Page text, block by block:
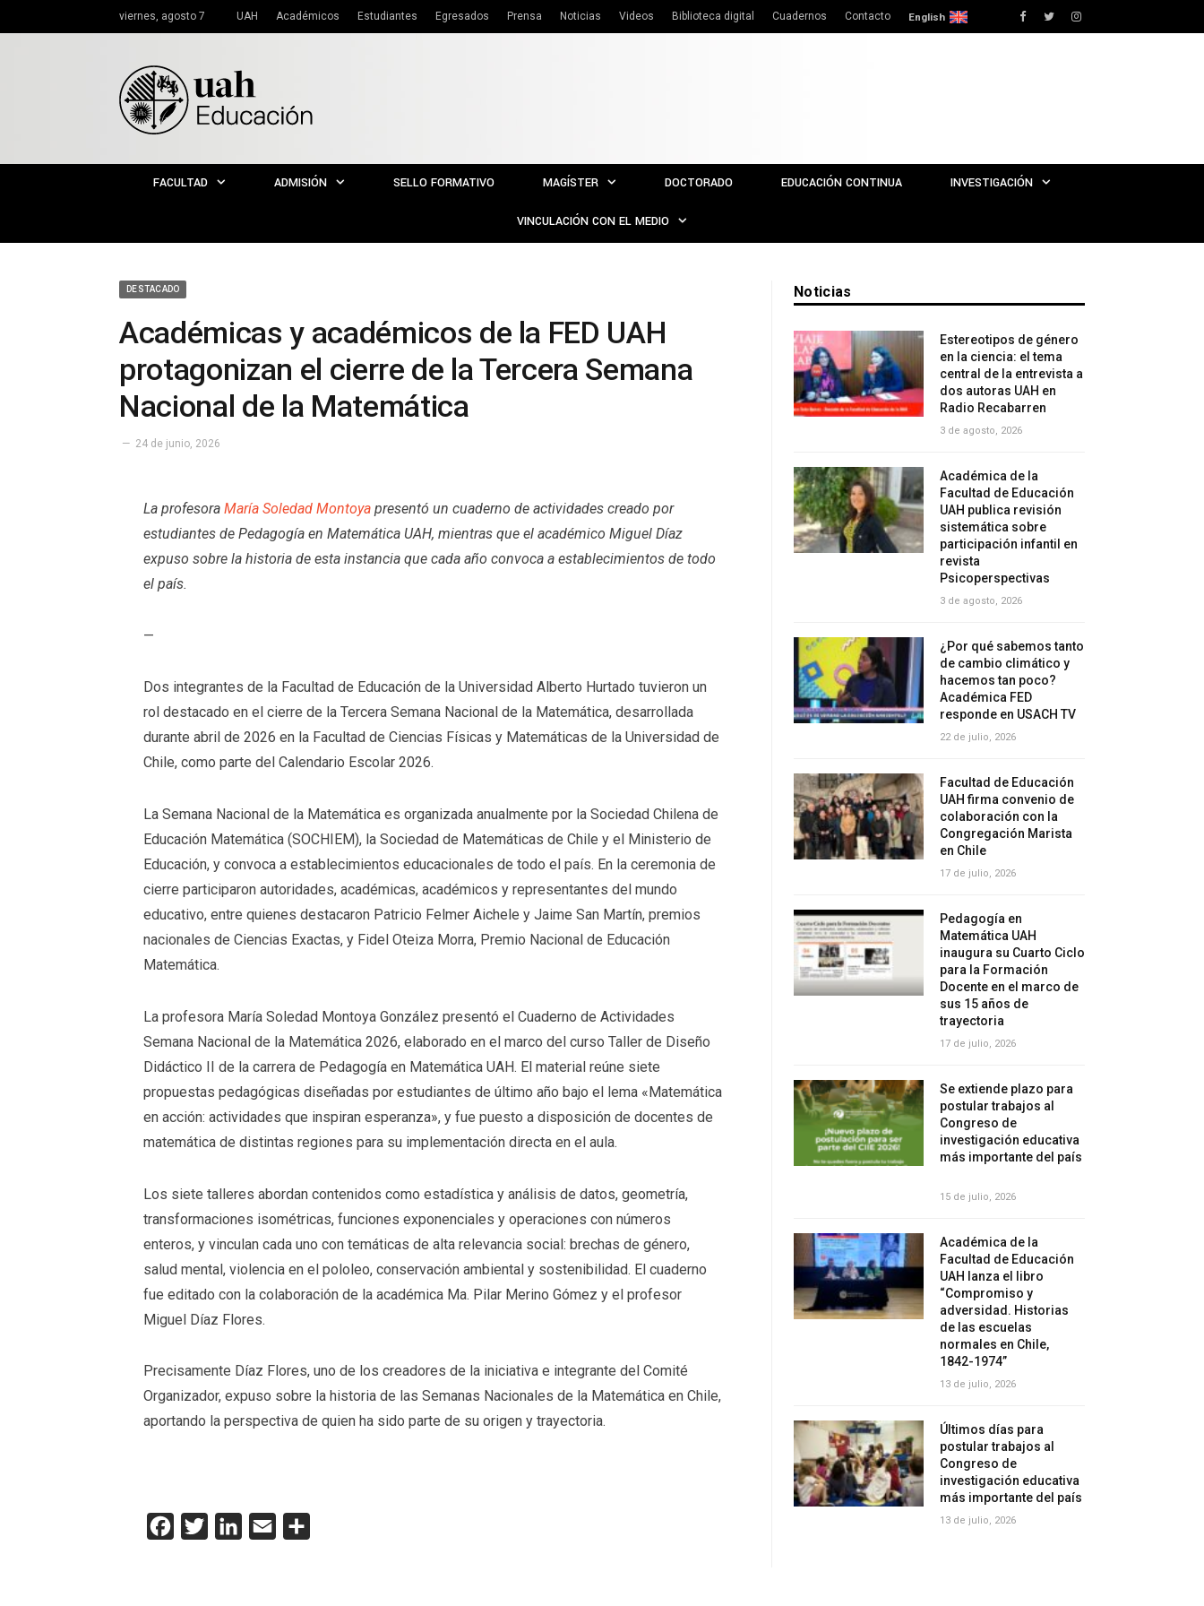
viernes, agosto 7 UAH Académicos Estudiantes Egresados Prensa Noticias Videos Biblioteca digital Cuadernos Contacto English Facebook
TwitterInstagram
FACULTAD ADMISIÓN SELLO FORMATIVO MAGÍSTER DOCTORADO EDUCACIÓN CONTINUA INVESTIGACIÓN
VINCULACIÓN CON EL MEDIO
DESTACADO
Académicas y académicos de la FED UAH
protagonizan el cierre de la Tercera Semana
Nacional de la Matemática
24 de junio, 2026
La profesoraMaría Soledad Montoya presentó un cuaderno de actividades creado por
estudiantes de Pedagogía en Matemática UAH, mientras que el académico Miguel Díaz
expuso sobre la historia de esta instancia que cada año convoca a establecimientos de todo
el país.
—
Dos integrantes de la Facultad de Educación de la Universidad Alberto Hurtado tuvieron un
rol destacado en el cierre de la Tercera Semana Nacional de la Matemática, desarrollada
durante abril de 2026 en la Facultad de Ciencias Físicas y Matemáticas de la Universidad de
Chile, como parte del Calendario Escolar 2026.
La Semana Nacional de la Matemática es organizada anualmente por la Sociedad Chilena de
Educación Matemática (SOCHIEM), la Sociedad de Matemáticas de Chile y el Ministerio de
Educación, y convoca a establecimientos educacionales de todo el país. En la ceremonia de
cierre participaron autoridades, académicas, académicos y representantes del mundo
educativo, entre quienes destacaron Patricio Felmer Aichele y Jaime San Martín, premios
nacionales de Ciencias Exactas, y Fidel Oteiza Morra, Premio Nacional de Educación
Matemática.
La profesora María Soledad Montoya González presentó el Cuaderno de Actividades
Semana Nacional de la Matemática 2026, elaborado en el marco del curso Taller de Diseño
Didáctico II de la carrera de Pedagogía en Matemática UAH. El material reúne siete
propuestas pedagógicas diseñadas por estudiantes de último año bajo el lema «Matemática
en acción: actividades que inspiran esperanza», y fue puesto a disposición de docentes de
matemática de distintas regiones para su implementación directa en el aula.
Los siete talleres abordan contenidos como estadística y análisis de datos, geometría,
transformaciones isométricas, funciones exponenciales y operaciones con números
enteros, y vinculan cada uno con temáticas de alta relevancia social: brechas de género,
salud mental, violencia en el pololeo, conservación ambiental y sostenibilidad. El cuaderno
fue editado con la colaboración de la académica Ma. Pilar Merino Gómez y el profesor
Miguel Díaz Flores.
Precisamente Díaz Flores, uno de los creadores de la iniciativa e integrante del Comité
Organizador, expuso sobre la historia de las Semanas Nacionales de la Matemática en Chile,
aportando la perspectiva de quien ha sido parte de su origen y trayectoria.
Facebook
Twitter LinkedInEmail
Noticias
Estereotipos de género
en la ciencia: el tema
central de la entrevista a
dos autoras UAH en
Radio Recabarren
3 de agosto, 2026
Académica de la
Facultad de Educación
UAH publica revisión
sistemática sobre
participación infantil en
revista
Psicoperspectivas
3 de agosto, 2026
¿Por qué sabemos tanto
de cambio climático y
hacemos tan poco?
Académica FED
responde en USACH TV
22 de julio, 2026
Facultad de Educación
UAH firma convenio de
colaboración con la
Congregación Marista
en Chile
17 de julio, 2026
Pedagogía en
Matemática UAH
inaugura su Cuarto Ciclo
para la Formación
Docente en el marco de
sus 15 años de
trayectoria
17 de julio, 2026
Se extiende plazo para
postular trabajos al
Congreso de
investigación educativa
más importante del país
15 de julio, 2026
Académica de la
Facultad de Educación
UAH lanza el libro
“Compromiso y
adversidad. Historias
de las escuelas
normales en Chile,
1842-1974”
13 de julio, 2026
Últimos días para
postular trabajos al
Congreso de
investigación educativa
más importante del país
13 de julio, 2026